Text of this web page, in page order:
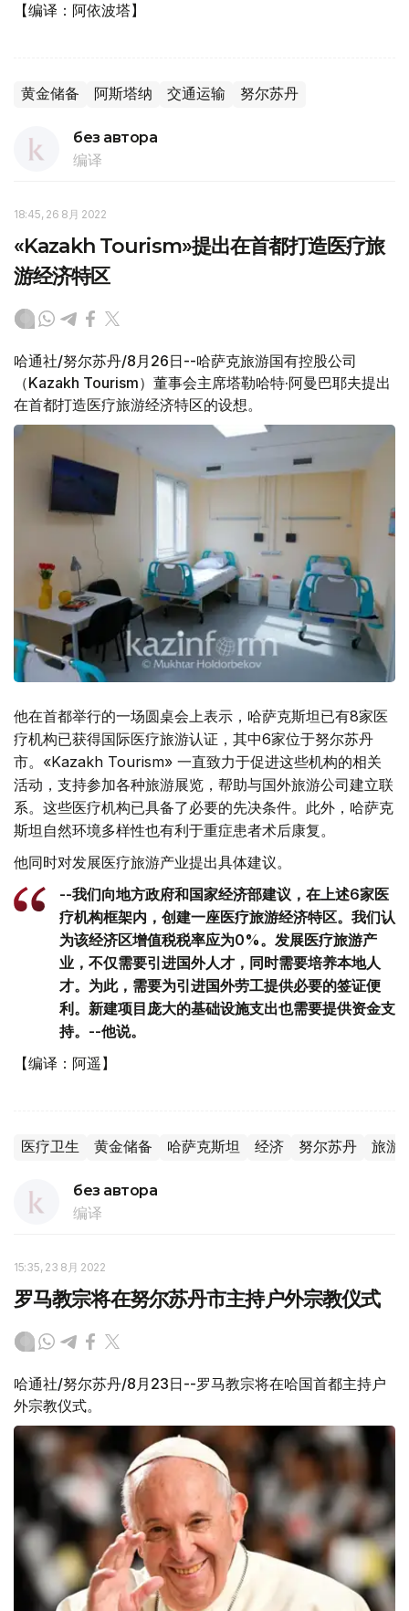
【编译：阿依波塔】
黄金储备 阿斯塔纳 交通运输 努尔苏丹
без автора
编译
18:45, 26 8月 2022
«Kazakh Tourism»提出在首都打造医疗旅
游经济特区
哈通社/努尔苏丹/8月26日--哈萨克旅游国有控股公司
（Kazakh Tourism）董事会主席塔勒哈特·阿曼巴耶夫提出
在首都打造医疗旅游经济特区的设想。
他在首都举行的一场圆桌会上表示，哈萨克斯坦已有8家医
疗机构已获得国际医疗旅游认证，其中6家位于努尔苏丹
市。«Kazakh Tourism» 一直致力于促进这些机构的相关
活动，支持参加各种旅游展览，帮助与国外旅游公司建立联
系。这些医疗机构已具备了必要的先决条件。此外，哈萨克
斯坦自然环境多样性也有利于重症患者术后康复。
他同时对发展医疗旅游产业提出具体建议。
--我们向地方政府和国家经济部建议，在上述6家医
疗机构框架内，创建一座医疗旅游经济特区。我们认
为该经济区增值税税率应为0%。发展医疗旅游产
业，不仅需要引进国外人才，同时需要培养本地人
才。为此，需要为引进国外劳工提供必要的签证便
利。新建项目庞大的基础设施支出也需要提供资金支
持。--他说。
【编译：阿遥】
医疗卫生 黄金储备 哈萨克斯坦 经济 努尔苏丹 旅游
без автора
编译
15:35, 23 8月 2022
罗马教宗将在努尔苏丹市主持户外宗教仪式
哈通社/努尔苏丹/8月23日--罗马教宗将在哈国首都主持户
外宗教仪式。